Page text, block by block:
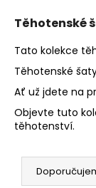
Těhotenské
Tato kolekce
Těhotenské
Ať už jdete na
Objevte tuto
těhotenství.
Ř